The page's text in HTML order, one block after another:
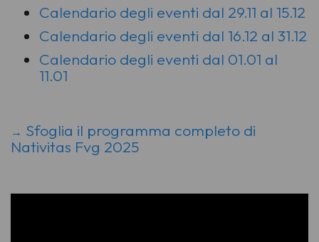
Calendario degli eventi dal 29.11 al 15.12
Calendario degli eventi dal 16.12 al 31.12
Calendario degli eventi dal 01.01 al
11.01
→ Sfoglia il programma completo di
Nativitas Fvg 2025